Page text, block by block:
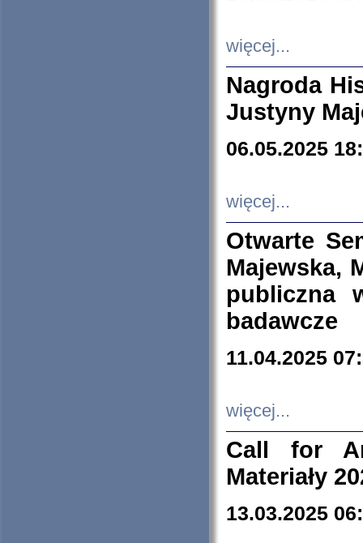
więcej...
Nagroda
Justyny
06.05.2025
więcej...
Otwarte
Majewska,
publiczna
badawcze
11.04.2025
więcej...
Call for
Materiały
13.03.2025